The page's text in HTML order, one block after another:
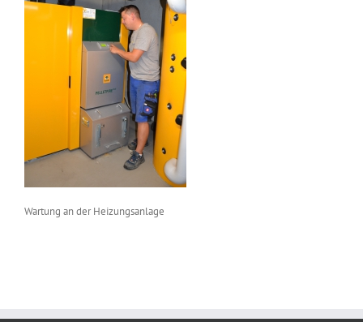
Wartung an der Heizungsanlage